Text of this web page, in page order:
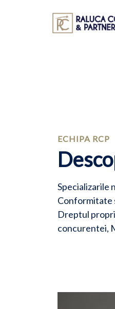
ECHIPA RCP
Specializarile
Conformitate
Dreptul
concurentei,